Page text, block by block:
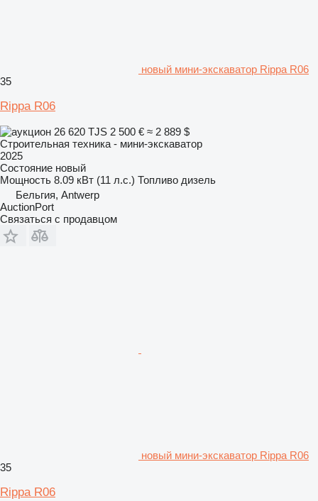
новый мини-экскаватор Rippa R06
35
Rippa R06
26 620 TJS 2 500 € ≈ 2 889 $
Строительная техника - мини-экскаватор
2025
Состояние новый
Мощность 8.09 кВт (11 л.с.) Топливо дизель
Бельгия, Antwerp
AuctionPort
Связаться с продавцом
новый мини-экскаватор Rippa R06
35
Rippa R06